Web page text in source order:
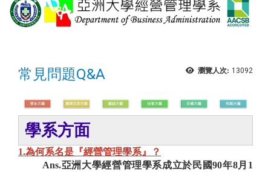
瀏覽人次: 13092
常見問題Q&A
學系方面
1.為何系名是『經營管理學系』？
Ans.亞洲大學經營管理學系成立於民國90年8月1